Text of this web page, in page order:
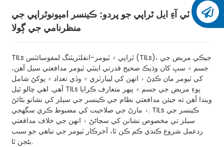
ٽي آءِ ايل ٿراپي جو پردو: ڪينسر اميونوٿراپي جي
منظرنامي جي ڳولا
TILs ٿراپي ۾ ٽيومر-انفلٽريٽنگ لمفوسائٽس (TILs)، جيڪي مريض جي
جسم ۾ سڀ کان وڌيڪ صحيح قدرتي اينٽي ٽيومر مدافعتي سيل آهن،
کي ٽيومر مان ڪڍڻ ۽ انهن کي ليبارٽري ۾ وڏي تعداد ۾ پوکڻ شامل
آهي. اهي چالو ٿيل TILs پوءِ مريض جي جسم ۾ ٻيهر متعارف ڪرايا
ويندا آهن ته جيئن مدافعتي نظام جي ڪينسر جي سيلز کي نشانو بڻائڻ
۽ مارڻ جي صلاحيت کي مضبوط ڪري سگهجي. TILs ڪينسر جي
سيلز تي مخصوص نشانن کي سڃاڻڻ ۽ انهن جي خلاف مدافعتي
ردعمل شروع ڪندي ڪم ڪن ٿا، آخرڪار ٽيومر جي تباهي جو سبب
بڻجن ٿا.